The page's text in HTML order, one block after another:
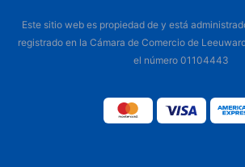
Este sitio web es propiedad de y está
registrado en la Cámara de Comercio de
el número 01104443